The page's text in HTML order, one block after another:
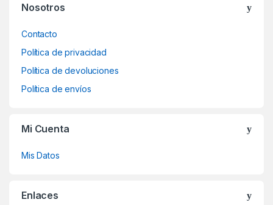
Nosotros
Contacto
Política de privacidad
Política de devoluciones
Política de envíos
Mi Cuenta
Mis Datos
Enlaces